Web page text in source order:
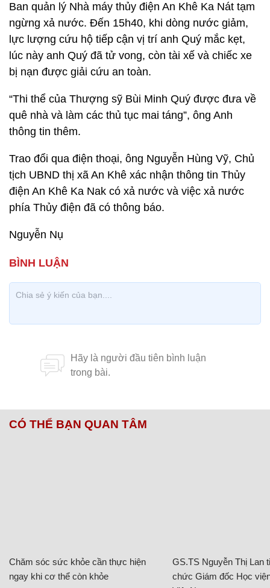
Ban quản lý Nhà máy thủy điện An Khê Ka Nát tạm
ngừng xả nước. Đến 15h40, khi dòng nước giảm,
lực lượng cứu hộ tiếp cận vị trí anh Quý mắc kẹt,
lúc này anh Quý đã tử vong, còn tài xế và chiếc xe
bị nạn được giải cứu an toàn.
“Thi thể của Thượng sỹ Bùi Minh Quý được đưa về
quê nhà và làm các thủ tục mai táng”, ông Anh
thông tin thêm.
Trao đổi qua điện thoại, ông Nguyễn Hùng Vỹ, Chủ
tịch UBND thị xã An Khê xác nhận thông tin Thủy
điện An Khê Ka Nak có xả nước và việc xả nước
phía Thủy điện đã có thông báo.
Nguyễn Nụ
CÓ THỂ BẠN QUAN TÂM
Chăm sóc sức khỏe cần thực hiện
ngay khi cơ thể còn khỏe
GS.TS Nguyễn Thị Lan
chức Giám đốc Học